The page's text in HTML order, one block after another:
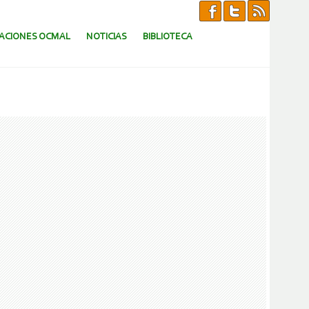
OCMAL NOTICIAS BIBLIOTECA